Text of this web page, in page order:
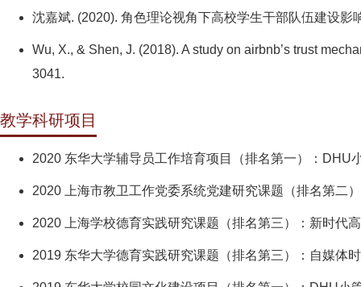
沈嘉斌. (2020). 角色理论视角下高校学生干部队伍建设影
Wu, X., & Shen, J. (2018). A study on airbnb’s trust
3041.
教学科研项目
2020 东华大学辅导员工作培育项目（排名第一）：DHU
2020 上海市教卫工作党委系统党建研究课题（排名第二
2020 上海学校德育实践研究课题（排名第三）：新时代
2019 东华大学德育实践研究课题（排名第三）：自媒体